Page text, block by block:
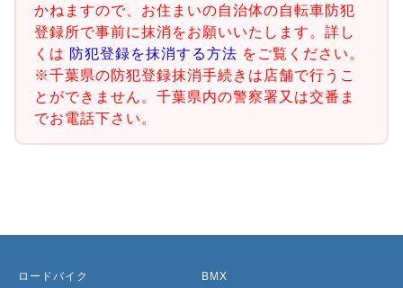
かねますので、お住まいの自治体の自転車防犯
登録所で事前に抹消をお願いいたします。詳し
くは 防犯登録を抹消する方法 をご覧ください。
※千葉県の防犯登録抹消手続きは店舗で行うこ
とができません。千葉県内の警察署又は交番ま
でお電話下さい。
ロードバイク BMX